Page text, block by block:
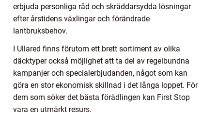
erbjuda personliga råd och skräddarsydda lösningar
efter årstidens växlingar och förändrade
lantbruksbehov.
I Ullared finns förutom ett brett sortiment av olika
däcktyper också möjlighet att ta del av regelbundna
kampanjer och specialerbjudanden, något som kan
göra en stor ekonomisk skillnad i det långa loppet. För
dem som söker det bästa förädlingen kan First Stop
vara en utmärkt resurs.